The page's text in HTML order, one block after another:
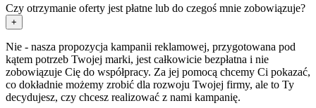
Czy otrzymanie oferty jest płatne lub do czegoś mnie zobowiązuje?
+
Nie - nasza propozycja kampanii reklamowej, przygotowana pod
kątem potrzeb Twojej marki, jest całkowicie bezpłatna i nie
zobowiązuje Cię do współpracy. Za jej pomocą chcemy Ci pokazać,
co dokładnie możemy zrobić dla rozwoju Twojej firmy, ale to Ty
decydujesz, czy chcesz realizować z nami kampanię.